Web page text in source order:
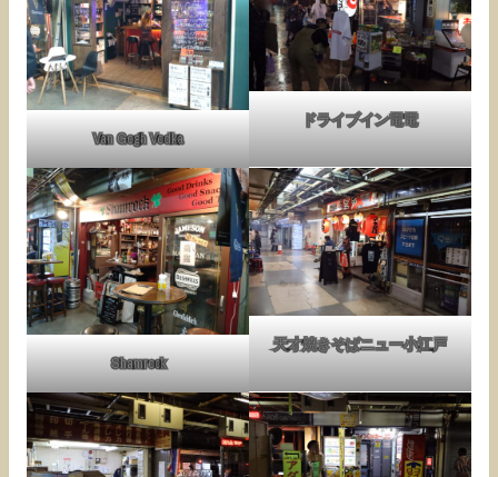
Van Gogh Vodka
ドライブイン電電
Shamrock
天才焼きそばニュー小江戸